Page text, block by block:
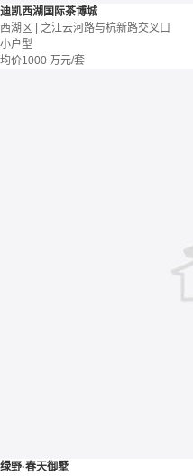
迪凯西湖国际茶博城
西湖区 | 之江云河路与杭新路交叉口
小户型
均价1000 万元/套
绿野·春天御墅